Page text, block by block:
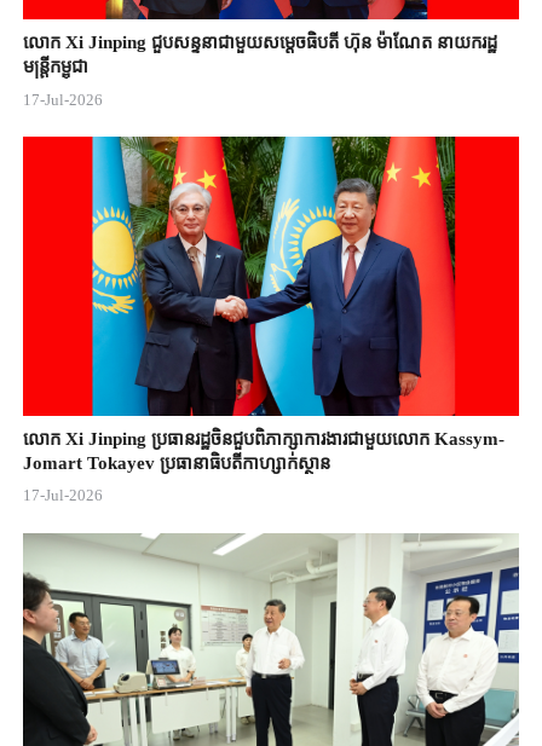
លោក Xi Jinping ជួបសន្ទនាជាមួយសម្តេចធិបតី ហ៊ុន ម៉ាណែត នាយករដ្ឋ
មន្ត្រីកម្ពុជា
17-Jul-2026
លោក Xi Jinping ប្រធានរដ្ឋចិន​ជួបពិភាក្សា​ការងារជាមួយ​លោក Kassym-
Jomart ​Tokayev ​ប្រធានាធិបតី​កាហ្សាក់ស្ថាន​
17-Jul-2026